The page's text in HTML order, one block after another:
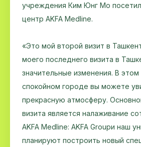
учреждения Ким Юнг Мо
центр AKFA Medline.
«Это мой второй визит в
моего последнего визита в
значительные изменения. В этом
спокойном городе вы можете
прекрасную атмосферу.
визита является налаживание
AKFA Medline: AKFA Groupи наш
планируют построить новый